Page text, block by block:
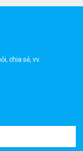
chia sẻ, vv.